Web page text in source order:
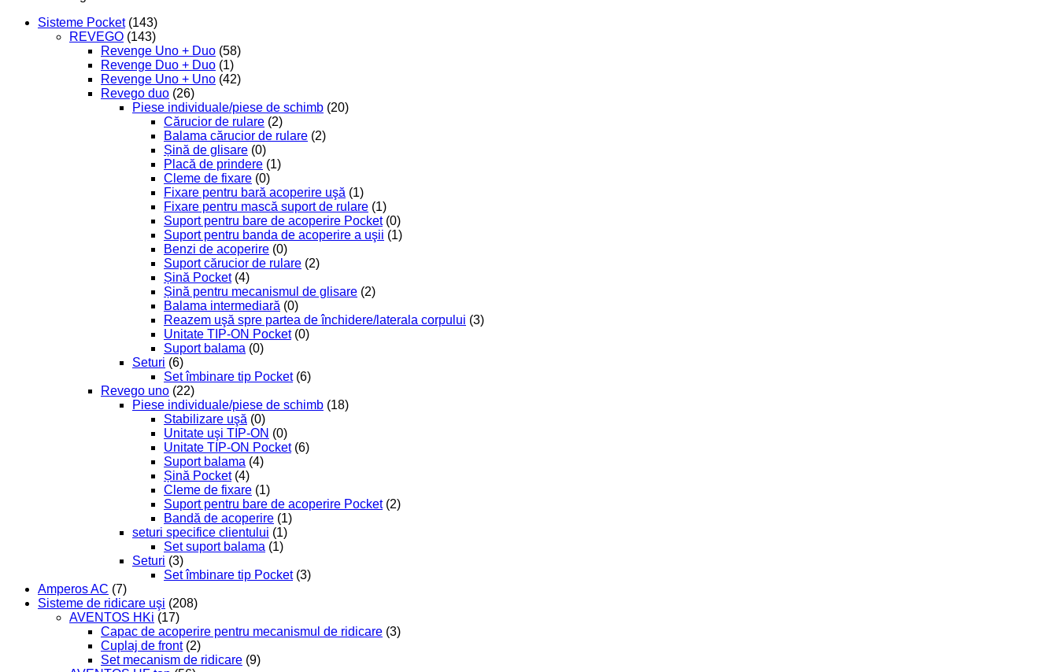
Sisteme Pocket (143)
REVEGO (143)
Revenge Uno + Duo (58)
Revenge Duo + Duo (1)
Revenge Uno + Uno (42)
Revego duo (26)
Piese individuale/piese de schimb (20)
Cărucior de rulare (2)
Balama cărucior de rulare (2)
Șină de glisare (0)
Placă de prindere (1)
Cleme de fixare (0)
Fixare pentru bară acoperire uşă (1)
Fixare pentru mască suport de rulare (1)
Suport pentru bare de acoperire Pocket (0)
Suport pentru banda de acoperire a uşii (1)
Benzi de acoperire (0)
Suport cărucior de rulare (2)
Șină Pocket (4)
Șină pentru mecanismul de glisare (2)
Balama intermediară (0)
Reazem uşă spre partea de închidere/laterala corpului (3)
Unitate TIP-ON Pocket (0)
Suport balama (0)
Seturi (6)
Set îmbinare tip Pocket (6)
Revego uno (22)
Piese individuale/piese de schimb (18)
Stabilizare uşă (0)
Unitate uşi TIP-ON (0)
Unitate TIP-ON Pocket (6)
Suport balama (4)
Șină Pocket (4)
Cleme de fixare (1)
Suport pentru bare de acoperire Pocket (2)
Bandă de acoperire (1)
seturi specifice clientului (1)
Set suport balama (1)
Seturi (3)
Set îmbinare tip Pocket (3)
Amperos AC (7)
Sisteme de ridicare uşi (208)
AVENTOS HKi (17)
Capac de acoperire pentru mecanismul de ridicare (3)
Cuplaj de front (2)
Set mecanism de ridicare (9)